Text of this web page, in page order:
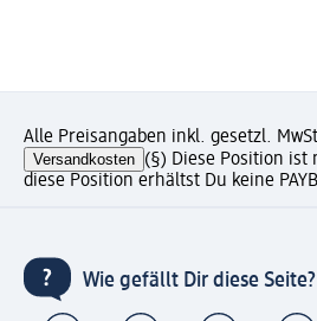
Alle Preisangaben inkl. gesetzl.
Versandkosten (§) Diese Position ist
diese Position erhältst Du keine
Wie gefällt Dir diese Seite?